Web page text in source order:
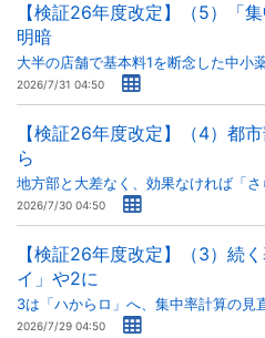
【検証26年度改定】（5）「
明暗
大半の店舗で基本料1を断念した中小
2026/7/31 04:50
【検証26年度改定】（4）都
ら
地方部と大差なく、効果なければ「さ
2026/7/30 04:50
【検証26年度改定】（3）続
イ」や2に
3は「ハからロ」へ、集中率計算の見
2026/7/29 04:50